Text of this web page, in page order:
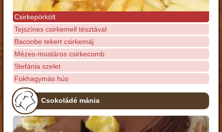
Csirkepörkölt
Tejszínes csirkemell tésztával
Baconbe tekert csirkemáj
Mézes-mustáros csirkecomb
Stefánia szelet
Fokhagymás hús
Csokoládé mánia